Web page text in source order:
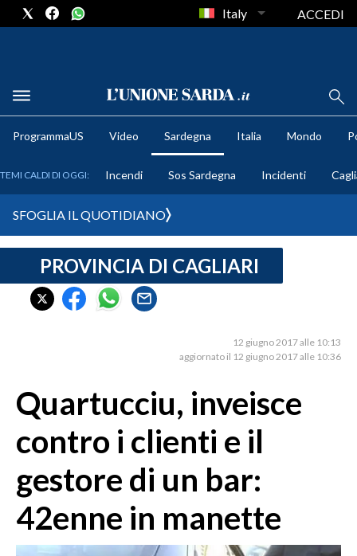
METEO
CRONACA SARDEGNA
CAGLIARI
SASSARI E PROVINCIA
GALLURA
OGLIASTRA
AGENDA
CRONACA
Italy ACCEDI
ProgrammaUS Video Sardegna Italia Mondo
TEMI CALDI DI OGGI: Incendi Sos Sardegna Incidenti
SFOGLIA IL QUOTIDIANO
PROVINCIA DI CAGLIARI
12 giugno 2017 alle 10:13
aggiornato il 12 giugno 2017 alle 10:36
Quartucciu, inveisce
contro i clienti e il
gestore di un bar:
42enne in manette